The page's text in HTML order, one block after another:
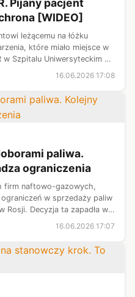
Pijany pacjent
[WIDEO]
leżącemu na łóżku
które miało miejsce w
w Szpitalu Uniwersyteckim w
pobić pielęgniarkę.
16.06.2026 17:08
paliwa.
ograniczenia
firm naftowo-gazowych,
w sprzedaży paliw
Rosji. Decyzja ta zapadła w
ukraińskich dronów na
16.06.2026 17:07